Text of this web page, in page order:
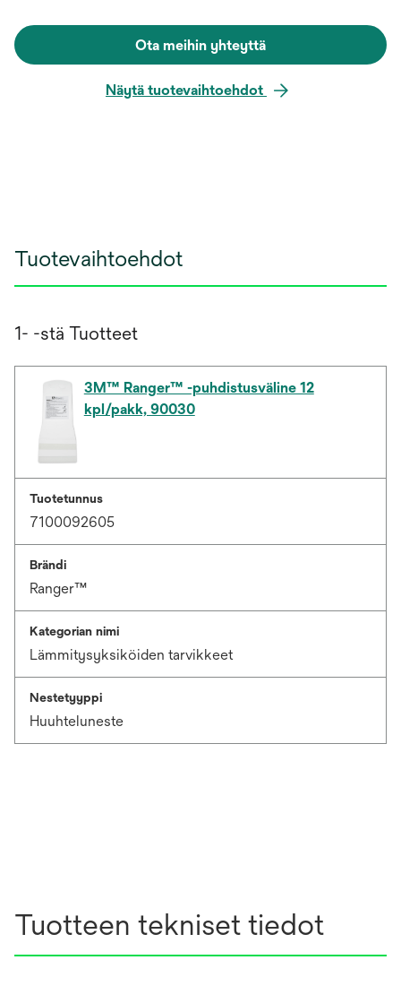
Ota meihin yhteyttä
Näytä tuotevaihtoehdot
Tuotevaihtoehdot
1- -stä Tuotteet
3M™ Ranger™ -puhdistusväline 12
kpl/pakk, 90030
Tuotetunnus
7100092605
Brändi
Ranger™
Kategorian nimi
Lämmitysyksiköiden tarvikkeet
Nestetyyppi
Huuhteluneste
Tuotteen tekniset tiedot